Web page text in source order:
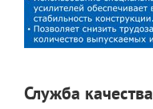
Служба качества